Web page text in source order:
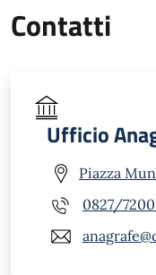
Contatti
Ufficio
Piazza
0827/